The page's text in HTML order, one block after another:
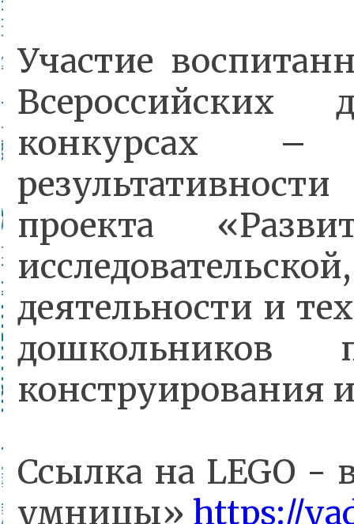
Участие
Всероссийских
конкурсах –
проекта
деятельности и
дошкольников
конструирования
Ссылка на LEGO
умницы» https://